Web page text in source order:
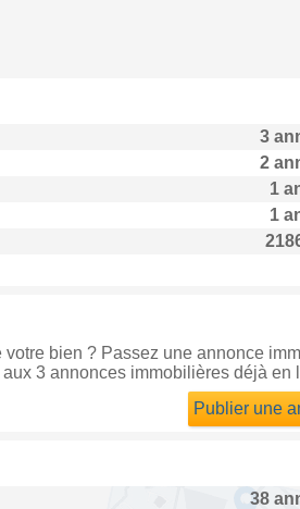
3
2
1
1
bien ? Passez une annonce
3 annonces immobilières déjà en
Publier une
38